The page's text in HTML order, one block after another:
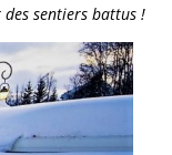
sentiers battus !